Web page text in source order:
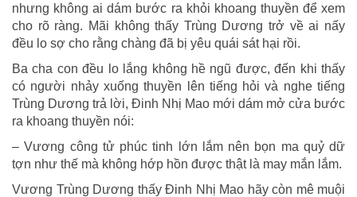
nhưng không ai dám bước ra khỏi khoang thuyền để xem
cho rõ ràng. Mãi không thấy Trùng Dương trở về ai nấy
đều lo sợ cho rằng chàng đã bị yêu quái sát hại rồi.
Ba cha con đều lo lắng không hề ngũ được, đến khi thấy
có người nhảy xuống thuyền lên tiếng hỏi và nghe tiếng
Trùng Dương trả lời, Đinh Nhị Mao mới dám mở cửa bước
ra khoang thuyền nói:
– Vương công tử phúc tinh lớn lắm nên bọn ma quỷ dữ
tợn như thế mà không hớp hồn được thật là may mắn lắm.
Vương Trùng Dương thấy Đinh Nhị Mao hãy còn mê muội